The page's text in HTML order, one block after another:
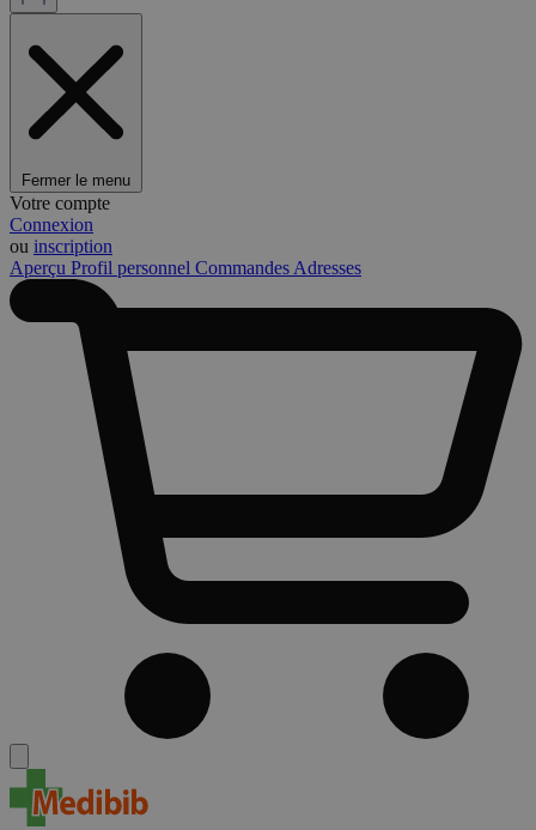
Fermer le menu
Votre compte
Connexion
ou inscription
Aperçu Profil personnel Commandes Adresses